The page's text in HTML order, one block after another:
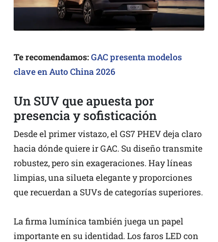
Te recomendamos:GAC presenta modelos
clave en Auto China 2026
Un SUV que apuesta por
presencia y sofisticación
Desde el primer vistazo, el GS7 PHEV deja claro
hacia dónde quiere ir GAC. Su diseño transmite
robustez, pero sin exageraciones. Hay líneas
limpias, una silueta elegante y proporciones
que recuerdan a SUVs de categorías superiores.
La firma lumínica también juega un papel
importante en su identidad. Los faros LED con